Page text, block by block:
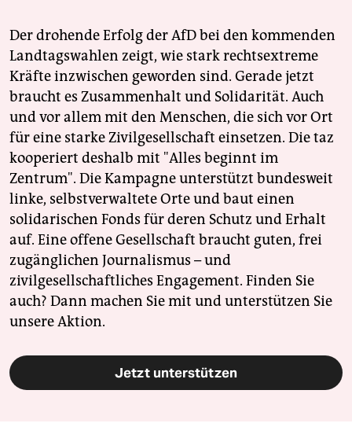
Der drohende Erfolg der AfD bei den kommenden
Landtagswahlen zeigt, wie stark rechtsextreme
Kräfte inzwischen geworden sind. Gerade jetzt
braucht es Zusammenhalt und Solidarität. Auch
und vor allem mit den Menschen, die sich vor Ort
für eine starke Zivilgesellschaft einsetzen. Die taz
kooperiert deshalb mit "Alles beginnt im
Zentrum". Die Kampagne unterstützt bundesweit
linke, selbstverwaltete Orte und baut einen
solidarischen Fonds für deren Schutz und Erhalt
auf. Eine offene Gesellschaft braucht guten, frei
zugänglichen Journalismus – und
zivilgesellschaftliches Engagement. Finden Sie
auch? Dann machen Sie mit und unterstützen Sie
unsere Aktion.
Jetzt unterstützen